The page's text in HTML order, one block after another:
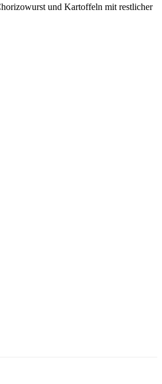
und Kartoffeln mit restlicher